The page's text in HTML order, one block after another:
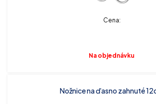
Cena:
Na objednávku
Nožnice na ďasno zahnuté